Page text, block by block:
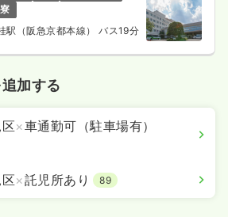
寮
駅（阪急京都本線） バス19分
加する
×車通勤可（駐車場有）
×託児所あり 89